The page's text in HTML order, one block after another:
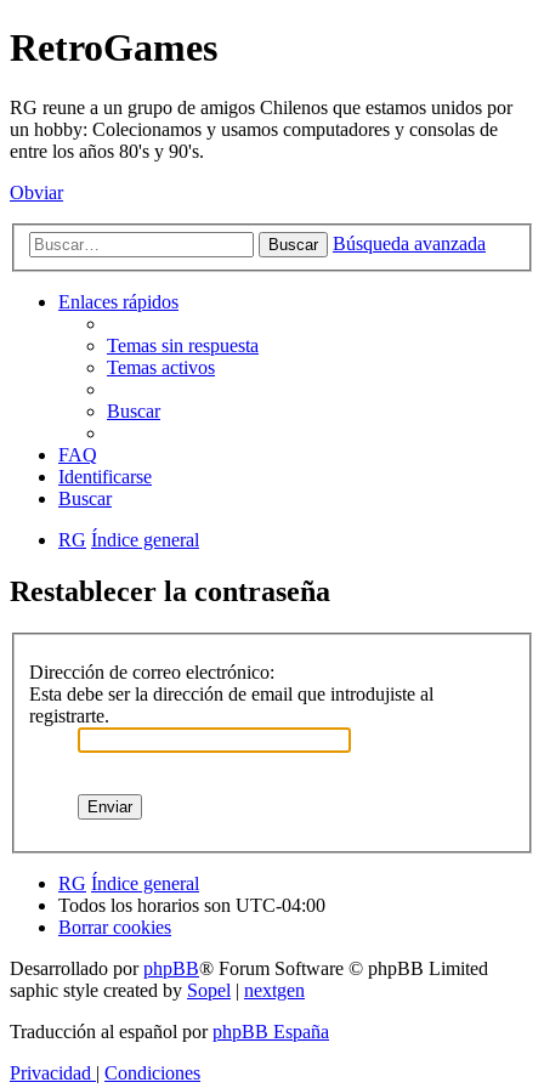
RetroGames
RG reune a un grupo de amigos Chilenos que estamos unidos por
un hobby: Colecionamos y usamos computadores y consolas de
entre los años 80's y 90's.
Obviar
Buscar Búsqueda avanzada
Enlaces rápidos
Temas sin respuesta
Temas activos
Buscar
FAQ
Identificarse
Buscar
RG Índice general
Restablecer la contraseña
Dirección de correo electrónico:
Esta debe ser la dirección de email que introdujiste al
registrarte.
RG Índice general
Todos los horarios son UTC-04:00
Borrar cookies
Desarrollado porphpBB® Forum Software © phpBB Limited
saphic style created by Sopel | nextgen
Traducción al español porphpBB España
Privacidad | Condiciones